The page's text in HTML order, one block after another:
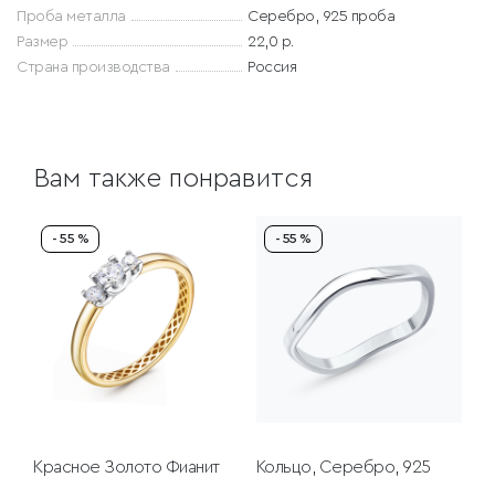
Проба металла
Серебро, 925 проба
Размер
22,0 р.
Страна производства
Россия
Вам также понравится
- 55 %
Красное Золото Фианит
- 55 %
Кольцо, Серебро, 925